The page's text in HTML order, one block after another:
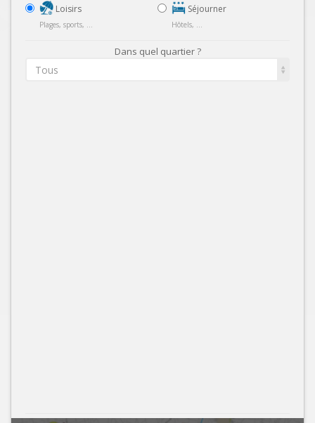
Loisirs
Plages, sports, ...
Séjourner
Hôtels, ...
Dans quel quartier ?
Tous